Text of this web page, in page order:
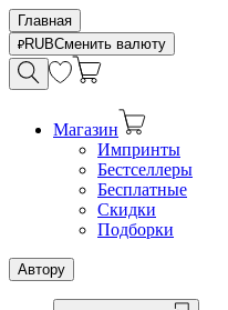
Главная
RUBСменить валюту
Магазин
Импринты
Бестселлеры
Бесплатные
Скидки
Подборки
Автору